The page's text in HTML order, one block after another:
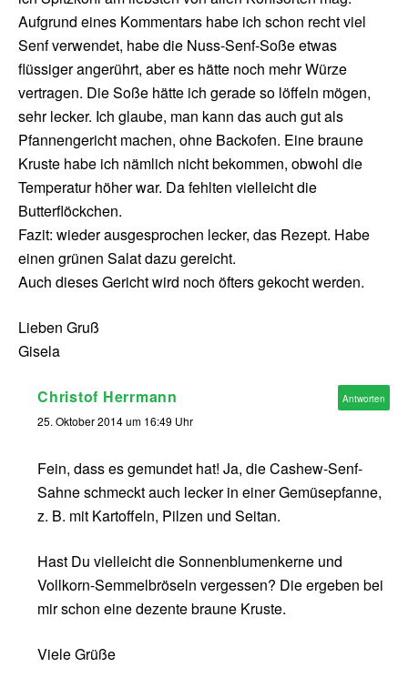
Aufgrund eines Kommentars habe ich schon recht viel
Senf verwendet, habe die Nuss-Senf-Soße etwas
flüssiger angerührt, aber es hätte noch mehr Würze
vertragen. Die Soße hätte ich gerade so löffeln mögen,
sehr lecker. Ich glaube, man kann das auch gut als
Pfannengericht machen, ohne Backofen. Eine braune
Kruste habe ich nämlich nicht bekommen, obwohl die
Temperatur höher war. Da fehlten vielleicht die
Butterflöckchen.
Fazit: wieder ausgesprochen lecker, das Rezept. Habe
einen grünen Salat dazu gereicht.
Auch dieses Gericht wird noch öfters gekocht werden.
Lieben Gruß
Gisela
Christof Herrmann
25. Oktober 2014 um 16:49 Uhr
Fein, dass es gemundet hat! Ja, die Cashew-Senf-
Sahne schmeckt auch lecker in einer Gemüsepfanne,
z. B. mit Kartoffeln, Pilzen und Seitan.
Hast Du vielleicht die Sonnenblumenkerne und
Vollkorn-Semmelbröseln vergessen? Die ergeben bei
mir schon eine dezente braune Kruste.
Viele Grüße
Antworten